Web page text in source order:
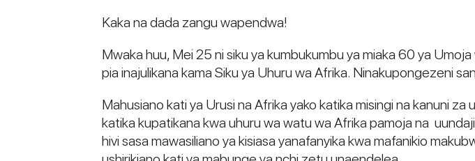
Kaka na dada zangu wapendwa!
Mwaka huu, Mei 25 ni siku ya kumbukumbu ya miaka 60 ya
pia inajulikana kama Siku ya Uhuru wa Afrika. Ninakupongezeni
Mahusiano kati ya Urusi na Afrika yako katika misingi na kanuni
katika kupatikana kwa uhuru wa watu wa Afrika pamoja na
hivi sasa mawasiliano ya kisiasa yanafanyika kwa mafanikio